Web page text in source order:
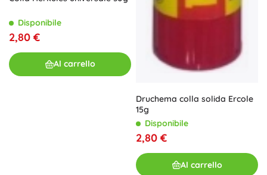
Disponibile
2,80 €
Al carrello
Druchema colla solida Ercole
15g
Disponibile
2,80 €
Al carrello